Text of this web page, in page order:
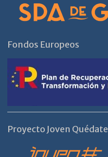
Fondos Europeos
Proyecto Joven Quédate